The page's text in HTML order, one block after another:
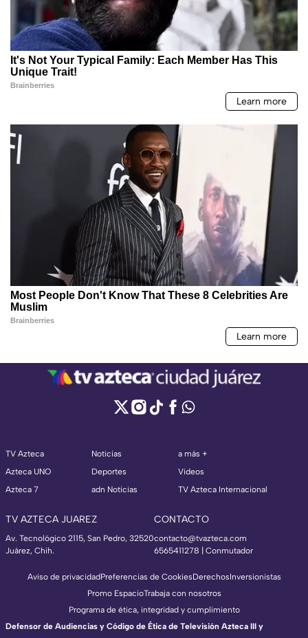
TV Azteca
Azteca UNO
Azteca 7
Noticias
Deportes
adn Noticias
a más +
Videos
TV Azteca Internacional
TV AZTECA JUAREZ
Av. Tecnológico 2115, San Pedro, 32520
Juárez, Chih.
CONTACTO
contacto@tvazteca.com
6565411278 | Conmutador
Aviso de privacidadPreferencias de CookiesDerechosInversionistas
Promo EspacioTrabaja con nosotros
Programa de ética, integridad y cumplimiento
Defensor de Audiencias y Código de Ética de Televisión Azteca III y